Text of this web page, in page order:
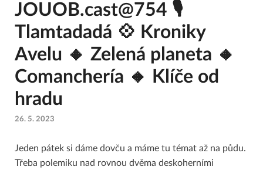
JOUOB.cast@754 🎙
Tlamtadadá 💠 Kroniky
Avelu 🔸 Zelená planeta 🔸
Comanchería 🔸 Klíče od
hradu
26. 5. 2023
Jeden pátek si dáme dovču a máme tu témat až na půdu.
Třeba polemiku nad rovnou dvěma deskoherními